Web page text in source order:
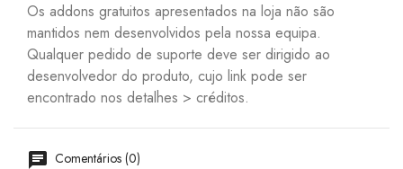
Os addons gratuitos apresentados na loja não são
mantidos nem desenvolvidos pela nossa equipa.
Qualquer pedido de suporte deve ser dirigido ao
desenvolvedor do produto, cujo link pode ser
encontrado nos detalhes > créditos.
Comentários (0)